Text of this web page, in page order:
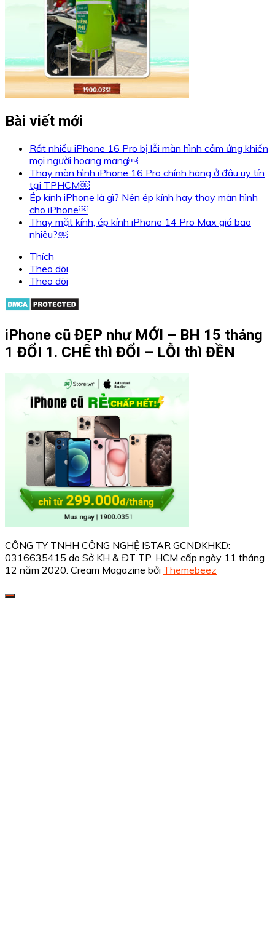
Bài viết mới
Rất nhiều iPhone 16 Pro bị lỗi màn hình cảm ứng khiến
mọi người hoang mang￼
Thay màn hình iPhone 16 Pro chính hãng ở đâu uy tín
tại TPHCM￼
Ép kính iPhone là gì? Nên ép kính hay thay màn hình
cho iPhone￼
Thay mặt kính, ép kính iPhone 14 Pro Max giá bao
nhiêu?￼
Thích
Theo dõi
Theo dõi
iPhone cũ ĐẸP như MỚI – BH 15 tháng
1 ĐỔI 1. CHÊ thì ĐỔI – LỖI thì ĐỀN
CÔNG TY TNHH CÔNG NGHỆ ISTAR GCNDKHKD:
0316635415 do Sở KH & ĐT TP. HCM cấp ngày 11 tháng
12 năm 2020. Cream Magazine bởi Themebeez